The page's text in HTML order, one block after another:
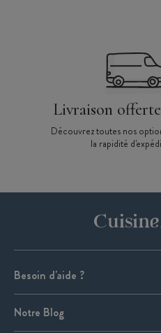
Livraison
Découvrez toutes nos
la rapidité
Besoin d'aide ?
Notre Blog